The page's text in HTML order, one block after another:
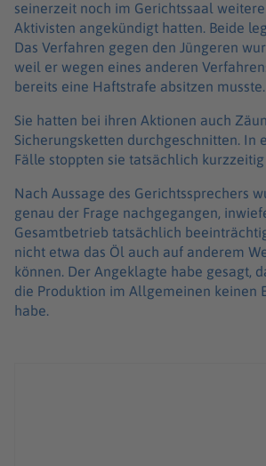
seinerzeit noch im Gerichtssaal
Aktivisten angekündigt hatten. Beide
Das Verfahren gegen den Jüngeren
weil er wegen eines anderen
bereits eine Haftstrafe absitzen musste.
Sie hatten bei ihren Aktionen auch
Sicherungsketten durchgeschnitten. In
Fälle stoppten sie tatsächlich
Nach Aussage des Gerichtssprechers
genau der Frage nachgegangen,
Gesamtbetrieb tatsächlich
nicht etwa das Öl auch auf anderem
können. Der Angeklagte habe gesagt,
die Produktion im Allgemeinen keinen
habe.